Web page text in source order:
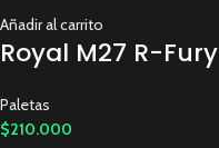
Añadir al carrito
Royal M27 R-Fury
Paletas
$210.000